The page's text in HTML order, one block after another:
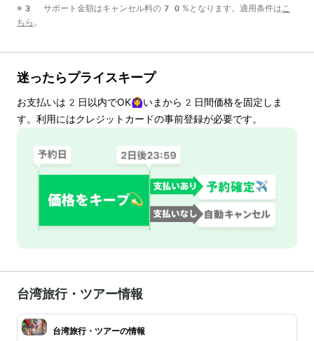
※3 サポート金額はキャンセル料の70%となります。適用条件は こ
ちら 。
迷ったらプライスキープ
お支払いは 2 日以内でOK🙆‍♀️いまから 2 日間価格を固定しま
す。利用にはクレジットカードの事前登録が必要です。
台湾旅行・ツアー情報
台湾旅行・ツアーの情報